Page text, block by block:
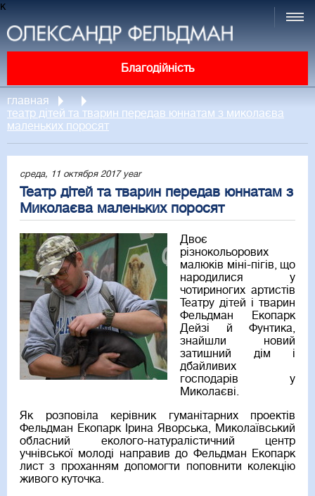
к
Благодійність
главная
театр дітей та тварин передав юннатам з миколаєва
маленьких поросят
среда, 11 октября 2017 year
Театр дітей та тварин передав юннатам з
Миколаєва маленьких поросят
Двоє
різнокольорових
малюків міні-пігів, що
народилися у
чотириногих артистів
Театру дітей і тварин
Фельдман Екопарк
Дейзі й Фунтика,
знайшли новий
затишний дім і
дбайливих
господарів у
Миколаєві.
Як розповіла керівник гуманітарних проектів
Фельдман Екопарк Ірина Яворська, Миколаївський
обласний еколого-натуралістичний центр
учнівської молоді направив до Фельдман Екопарк
лист з проханням допомогти поповнити колекцію
живого куточка.